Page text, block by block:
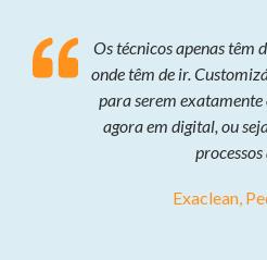
Os técnicos apenas têm
onde têm de ir.
para serem exatamente
agora em digital, ou
Exaclean,